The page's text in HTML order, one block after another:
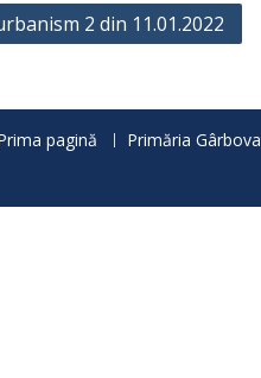
2 din 11.01.2022
pagină Primăria Gârbova